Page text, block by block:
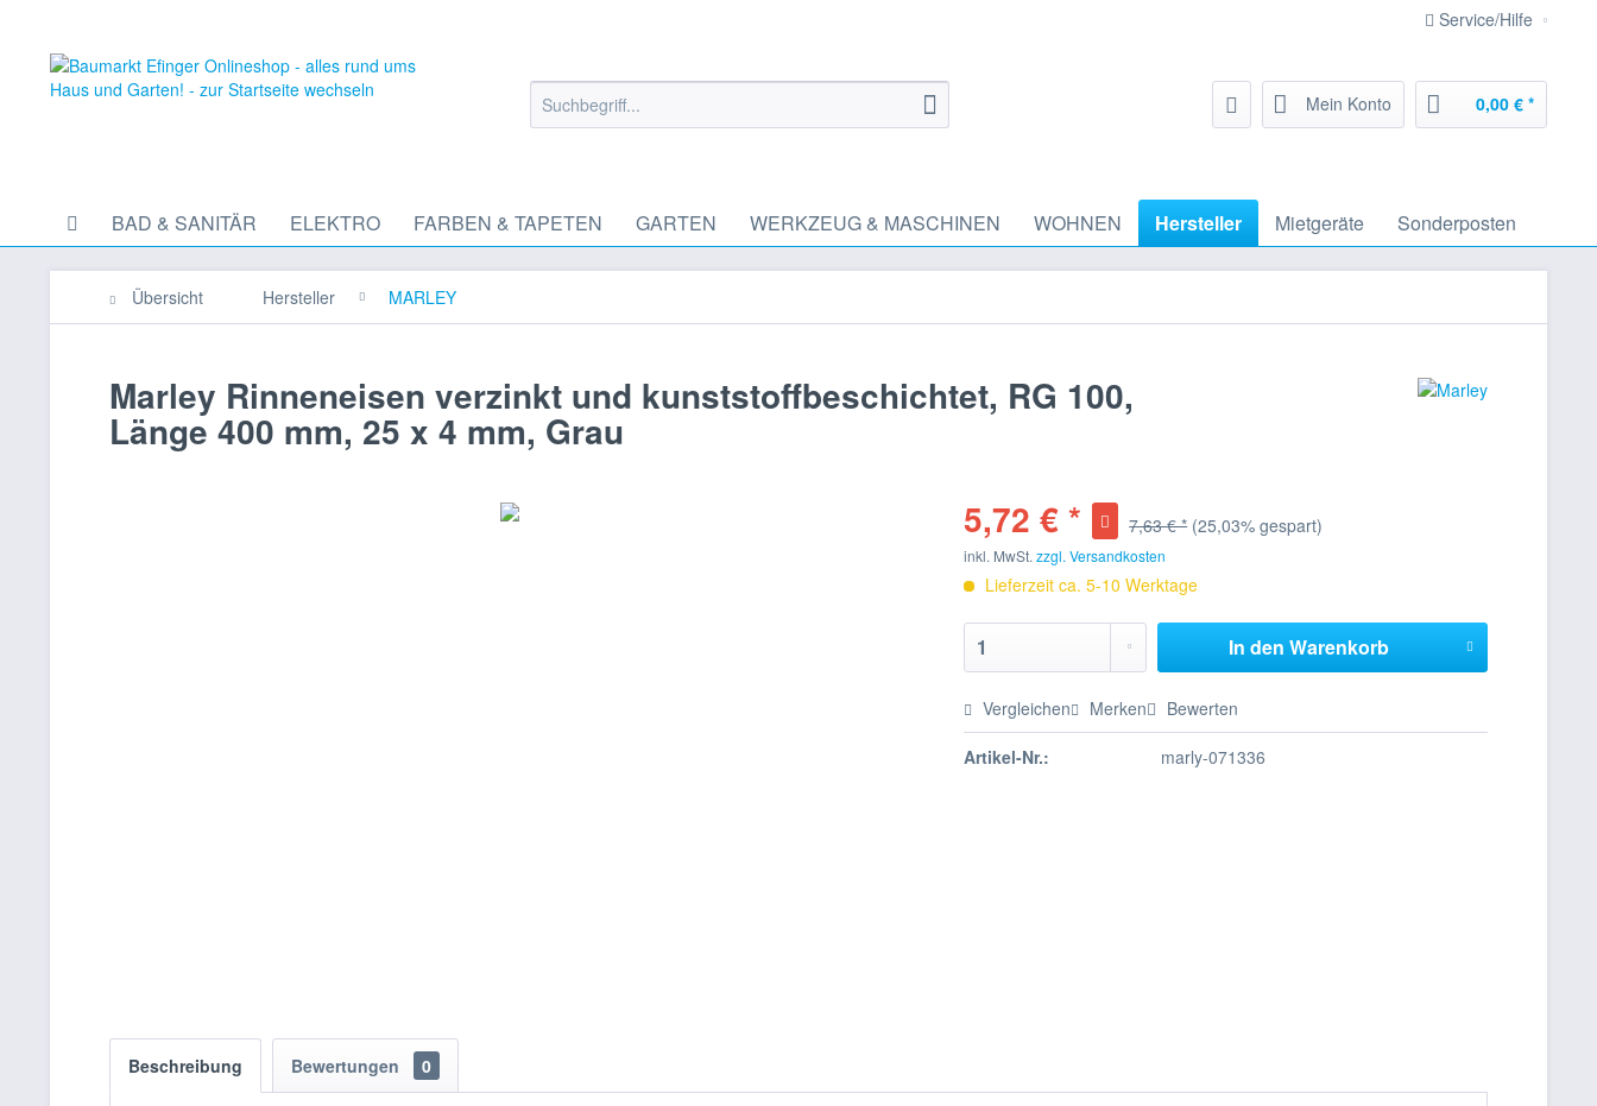
Service/Hilfe
Mein Konto 0,00 € *
BAD & SANITÄR ELEKTRO FARBEN & TAPETEN GARTEN WERKZEUG & MASCHINEN WOHNEN Hersteller Mietgeräte Sonderposten
Übersicht Hersteller MARLEY
Marley Rinneneisen verzinkt und kunststoffbeschichtet, RG 100,
Länge 400 mm, 25 x 4 mm, Grau
5,72 € *
7,63 € * (25,03% gespart)
inkl. MwSt.zzgl. Versandkosten
Lieferzeit ca. 5-10 Werktage
In den Warenkorb
Vergleichen Merken Bewerten
Artikel-Nr.: marly-071336
Beschreibung Bewertungen 0